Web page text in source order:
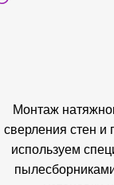
Монтаж
сверления стен
используем